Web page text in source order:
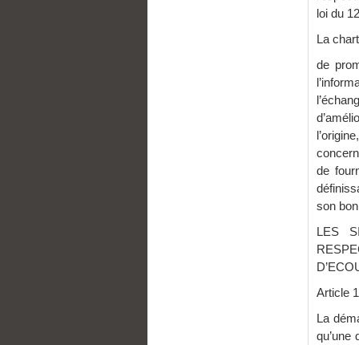
loi du
La
de
de
son
LES
Article
La
qu’une